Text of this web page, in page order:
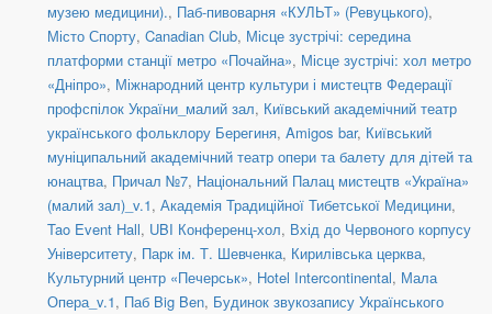
музею медицини)., Паб-пивоварня «КУЛЬТ» (Ревуцького),
Місто Спорту, Canadian Club, Місце зустрічі: середина
платформи станції метро «Почайна», Місце зустрічі: хол метро
«Дніпро», Міжнародний центр культури і мистецтв Федерації
профспілок України_малий зал, Київський академічний театр
українського фольклору Берегиня, Amigos bar, Київський
муніципальний академічний театр опери та балету для дітей та
юнацтва, Причал №7, Національний Палац мистецтв «Україна»
(малий зал)_v.1, Академія Традиційної Тибетської Медицини,
Tao Event Hall, UBI Конференц-хол, Вхід до Червоного корпусу
Університету, Парк ім. Т. Шевченка, Кирилівська церква,
Культурний центр «Печерськ», Hotel Intercontinental, Мала
Опера_v.1, Паб Big Ben, Будинок звукозапису Українського